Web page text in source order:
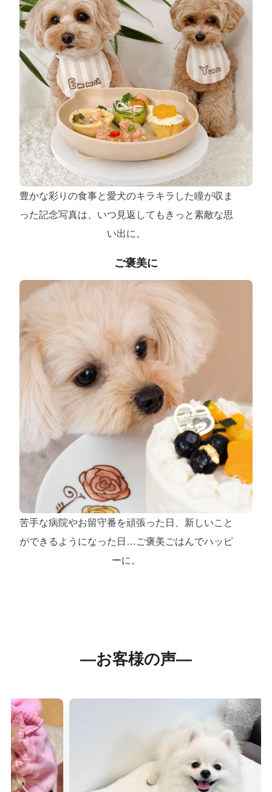
豊かな彩りの食事と愛犬のキラキラした瞳が収ま
った記念写真は、いつ見返してもきっと素敵な思
い出に。
ご褒美に
苦手な病院やお留守番を頑張った日、新しいこと
ができるようになった日…ご褒美ごはんでハッピ
ーに。
―お客様の声―